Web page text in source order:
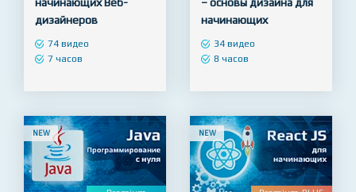
    
     4.8
Photoshop для
начинающих Веб-
дизайнеров
    
     5
Adobe Illustrator с нуля
– основы дизайна для
начинающих
NEW NEW